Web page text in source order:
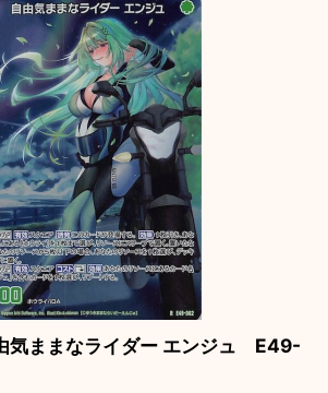
気ままなライダー エンジュ E49-